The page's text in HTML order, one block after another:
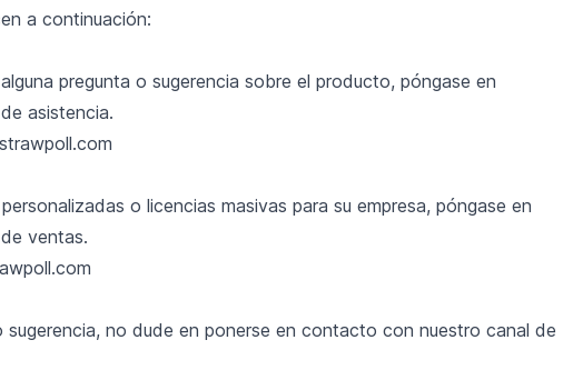
a continuación:
pregunta o sugerencia sobre el producto, póngase en
asistencia.
o licencias masivas para su empresa, póngase en
ventas.
sugerencia, no dude en ponerse en contacto con nuestro canal de